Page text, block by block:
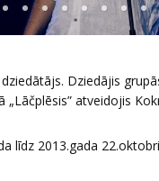
Dziedājis
„Lāčplēsis” atveidojis
līdz 2013.gada